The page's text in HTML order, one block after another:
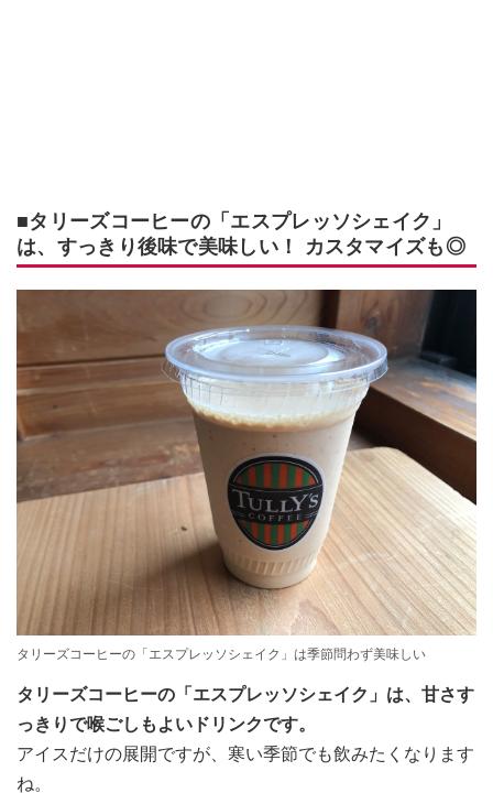
■タリーズコーヒーの「エスプレッソシェイク」
は、すっきり後味で美味しい！ カスタマイズも◎
タリーズコーヒーの「エスプレッソシェイク」は季節問わず美味しい
タリーズコーヒーの「エスプレッソシェイク」は、甘さす
っきりで喉ごしもよいドリンクです。
アイスだけの展開ですが、寒い季節でも飲みたくなります
ね。